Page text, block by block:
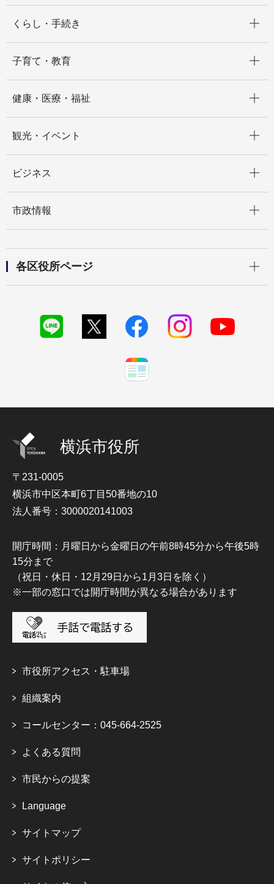
くらし・手続き
子育て・教育
健康・医療・福祉
観光・イベント
ビジネス
市政情報
各区役所ページ
横浜市役所
〒231-0005
横浜市中区本町6丁目50番地の10
法人番号：3000020141003
開庁時間：月曜日から金曜日の午前8時45分から午後5時
15分まで
（祝日・休日・12月29日から1月3日を除く）
※一部の窓口では開庁時間が異なる場合があります
市役所アクセス・駐車場
組織案内
コールセンター：045-664-2525
よくある質問
市民からの提案
Language
サイトマップ
サイトポリシー